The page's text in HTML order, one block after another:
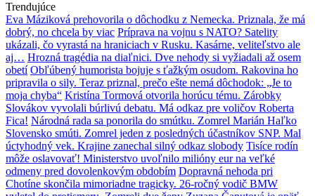
Trendujúce
Eva Máziková prehovorila o dôchodku z Nemecka. Priznala, že má
dobrý, no chcela by viac Príprava na vojnu s NATO? Satelity
ukázali, čo vyrastá na hraniciach v Rusku. Kasárne, veliteľstvo ale
aj… Hrozná tragédia na diaľnici. Dve nehody si vyžiadali až osem
obetí Obľúbený humorista bojuje s ťažkým osudom. Rakovina ho
pripravila o sily. Teraz priznal, prečo ešte nemá dôchodok: „Je to
moja chyba“ Kristína Tormová otvorila horúcu tému. Zárobky
Slovákov vyvolali búrlivú debatu. Má odkaz pre voličov Roberta
Fica! Národná rada sa ponorila do smútku. Zomrel Marián Haľko
Slovensko smúti. Zomrel jeden z posledných účastníkov SNP. Mal
úctyhodný vek. Krajine zanechal silný odkaz slobody Tisíce rodín
môže oslavovať! Ministerstvo uvoľnilo milióny eur na veľké
odmeny pred dovolenkovým obdobím Dopravná nehoda pri
Chotíne skončila mimoriadne tragicky. 26-ročný vodič BMW